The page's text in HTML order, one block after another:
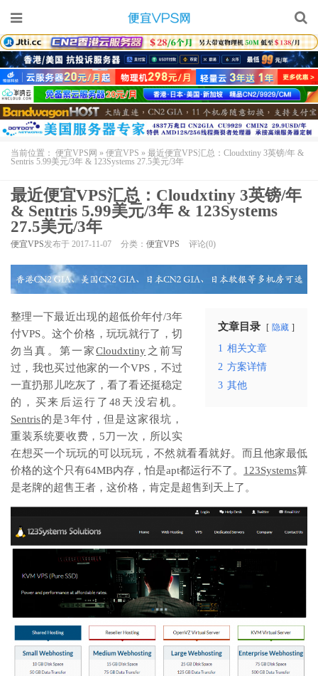
当前位置： 便宜VPS网 » 便宜VPS » 最近便宜VPS汇总：Cloudxtiny 3英镑/年 &
Sentris 5.99美元/3年 & 123Systems 27.5美元/3年
最近便宜VPS汇总：Cloudxtiny 3英镑/年
& Sentris 5.99美元/3年 & 123Systems
27.5美元/3年
便宜VPS发布于 2017-11-07 分类： 便宜VPS 评论(0)
文章目录 隐藏
1 相关文章
2 方案详情
3 其他
整理一下最近出现的超低价年付/3年
付VPS。这个价格，玩玩就行了，切
勿当真。第一家Cloudxtiny 之前写
过，我也买过他家的一个VPS，不过
一直扔那儿吃灰了，看了看还挺稳定
的，买来后运行了48天没宕机。
Sentris的是3年付，但是这家很坑，
重装系统要收费，5刀一次，所以实
在想买一个玩玩的可以玩玩，不然就看看就好。而且他家最低
价格的这个只有64MB内存，怕是apt都运行不了。 123Systems算
是老牌的超售王者，这价格，肯定是超售到天上了。